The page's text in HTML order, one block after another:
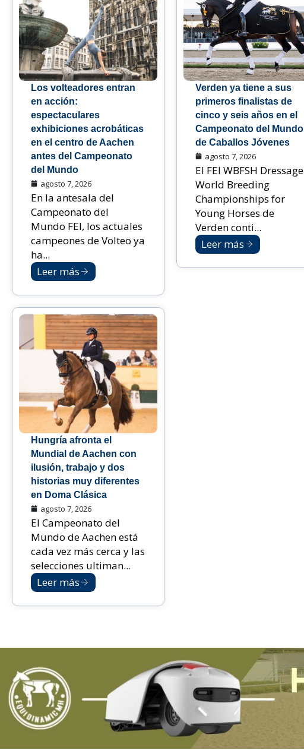
Los volteadores entran
en acción:
espectaculares
exhibiciones acrobáticas
en el centro de Aachen
antes del Campeonato
del Mundo
agosto 7, 2026
En la antesala del
Campeonato del
Mundo FEI, los actuales
campeones de Volteo ya
ha...
Leer más
Verden ya tiene a sus
primeros finalistas de
cinco y seis años en el
Campeonato del Mundo
de Caballos Jóvenes
agosto 7, 2026
El FEI WBFSH Dressage
World Breeding
Championships for
Young Horses de
Verden conti...
Leer más
Hungría afronta el
Mundial de Aachen con
ilusión, trabajo y dos
historias muy diferentes
en Doma Clásica
agosto 7, 2026
El Campeonato del
Mundo de Aachen está
cada vez más cerca y las
selecciones ultiman...
Leer más